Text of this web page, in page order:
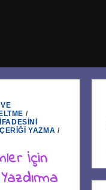
/
İÇERIĞI YAZMA /
İçin